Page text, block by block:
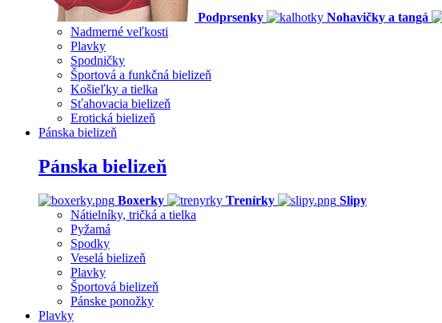
Podprsenky Nohavičky a tangá
Nadmerné veľkosti
Plavky
Spodničky
Športová a funkčná bielizeň
Košieľky a tielka
Sťahovacia bielizeň
Erotická bielizeň
Pánska bielizeň
Pánska bielizeň
Boxerky Trenírky
Slipy
Nátielníky, tričká a tielka
Pyžamá
Spodky
Veselá bielizeň
Plavky
Športová bielizeň
Pánske ponožky
Plavky